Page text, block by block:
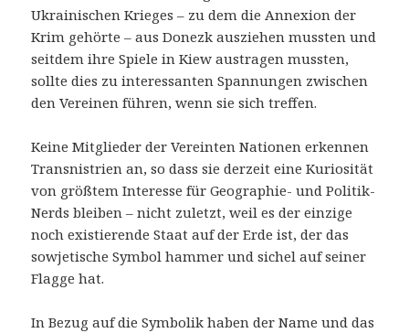
Ukrainischen Krieges – zu dem die Annexion der
Krim gehörte – aus Donezk ausziehen mussten und
seitdem ihre Spiele in Kiew austragen mussten,
sollte dies zu interessanten Spannungen zwischen
den Vereinen führen, wenn sie sich treffen.
Keine Mitglieder der Vereinten Nationen erkennen
Transnistrien an, so dass sie derzeit eine Kuriosität
von größtem Interesse für Geographie- und Politik-
Nerds bleiben – nicht zuletzt, weil es der einzige
noch existierende Staat auf der Erde ist, der das
sowjetische Symbol hammer und sichel auf seiner
Flagge hat.
In Bezug auf die Symbolik haben der Name und das